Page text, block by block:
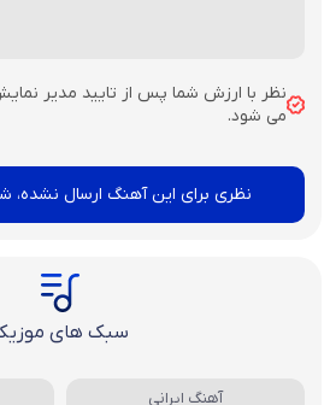
نظر با ارزش شما پس از تایید مدیر
می شود.
نظری برای این آهنگ ارسال نشده،
سبک های
آهنگ ایرانی